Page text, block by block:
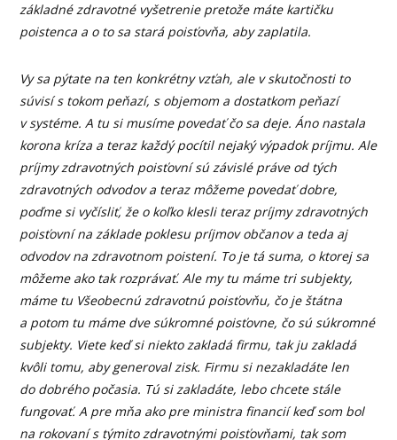
základné zdravotné vyšetrenie pretože máte kartičku
poistenca a o to sa stará poisťovňa, aby zaplatila.
Vy sa pýtate na ten konkrétny vzťah, ale v skutočnosti to
súvisí s tokom peňazí, s objemom a dostatkom peňazí
v systéme. A tu si musíme povedať čo sa deje. Áno nastala
korona kríza a teraz každý pocítil nejaký výpadok príjmu. Ale
príjmy zdravotných poisťovní sú závislé práve od tých
zdravotných odvodov a teraz môžeme povedať dobre,
poďme si vyčísliť, že o koľko klesli teraz príjmy zdravotných
poisťovní na základe poklesu príjmov občanov a teda aj
odvodov na zdravotnom poistení. To je tá suma, o ktorej sa
môžeme ako tak rozprávať. Ale my tu máme tri subjekty,
máme tu Všeobecnú zdravotnú poisťovňu, čo je štátna
a potom tu máme dve súkromné poisťovne, čo sú súkromné
subjekty. Viete keď si niekto zakladá firmu, tak ju zakladá
kvôli tomu, aby generoval zisk. Firmu si nezakladáte len
do dobrého počasia. Tú si zakladáte, lebo chcete stále
fungovať. A pre mňa ako pre ministra financií keď som bol
na rokovaní s týmito zdravotnými poisťovňami, tak som